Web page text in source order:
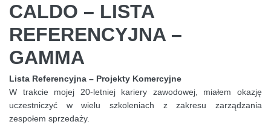
CALDO – LISTA
REFERENCYJNA –
GAMMA
Lista Referencyjna – Projekty Komercyjne
W trakcie mojej 20-letniej kariery zawodowej, miałem okazję
uczestniczyć w wielu szkoleniach z zakresu zarządzania
zespołem sprzedaży.